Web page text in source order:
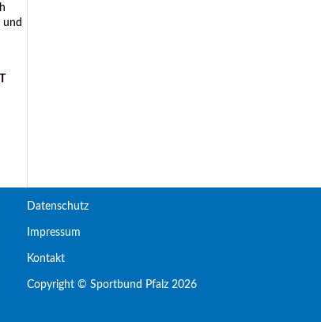
und
Datenschutz
Impressum
Kontakt
Copyright © Sportbund Pfalz 2026